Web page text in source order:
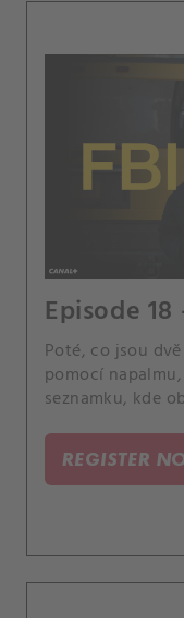
Episode
Poté, co jsou
pomocí
seznamku, kde
odmítají.
REGISTER